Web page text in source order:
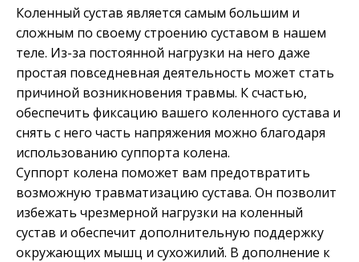
Коленный сустав является самым большим и
сложным по своему строению суставом в нашем
теле. Из-за постоянной нагрузки на него даже
простая повседневная деятельность может стать
причиной возникновения травмы. К счастью,
обеспечить фиксацию вашего коленного сустава и
снять с него часть напряжения можно благодаря
использованию суппорта колена.
Суппорт колена поможет вам предотвратить
возможную травматизацию сустава. Он позволит
избежать чрезмерной нагрузки на коленный
сустав и обеспечит дополнительную поддержку
окружающих мышц и сухожилий. В дополнение к